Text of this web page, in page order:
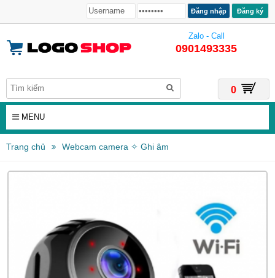
Đăng ký
Zalo - Call
0901493335
0
MENU
Trang chủ Webcam camera ✧ Ghi âm